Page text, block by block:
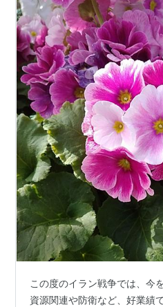
この度のイラン戦争では、今
資源関連や防衛など、好業績